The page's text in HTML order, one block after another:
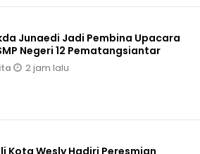
Junaedi Jadi Pembina Upacara
Negeri 12 Pematangsiantar
2 jam lalu
Kota Wesly Hadiri Peresmian